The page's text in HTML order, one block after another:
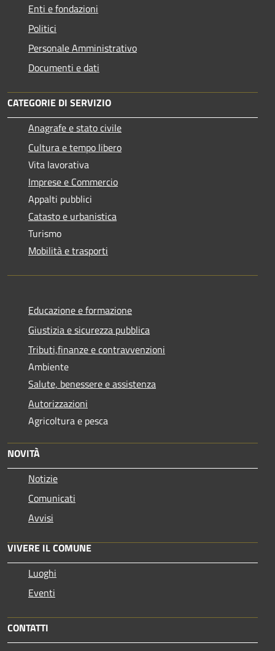
Enti e fondazioni
Politici
Personale Amministrativo
Documenti e dati
CATEGORIE DI SERVIZIO
Anagrafe e stato civile
Cultura e tempo libero
Vita lavorativa
Imprese e Commercio
Appalti pubblici
Catasto e urbanistica
Turismo
Mobilità e trasporti
Educazione e formazione
Giustizia e sicurezza pubblica
Tributi,finanze e contravvenzioni
Ambiente
Salute, benessere e assistenza
Autorizzazioni
Agricoltura e pesca
NOVITÀ
Notizie
Comunicati
Avvisi
VIVERE IL COMUNE
Luoghi
Eventi
CONTATTI